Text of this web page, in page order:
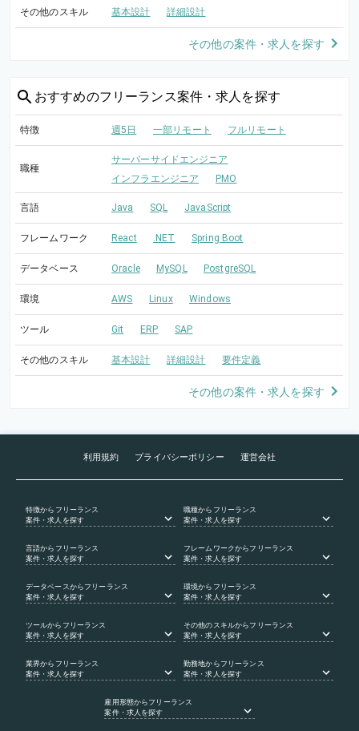
その他のスキル 基本設計 詳細設計
その他の案件・求人を探す
おすすめのフリーランス案件・求人を探す
特徴 週5日 一部リモート フルリモート
職種
サーバーサイドエンジニア
インフラエンジニア
PMO
言語 Java SQL JavaScript
フレームワーク React .NET Spring Boot
データベース Oracle MySQL PostgreSQL
環境 AWS Linux Windows
ツール Git ERP SAP
その他のスキル 基本設計 詳細設計 要件定義
その他の案件・求人を探す
利用規約 プライバシーポリシー 運営会社
特徴からフリーランス
案件・求人を探す
職種からフリーランス
案件・求人を探す
言語からフリーランス
案件・求人を探す
フレームワークからフリーランス
案件・求人を探す
データベース からフリーランス
案件・求人を探す
環境からフリーランス
案件・求人を探す
ツールからフリーランス
案件・求人を探す
その他のスキルからフリーランス
案件・求人を探す
業界からフリーランス
案件・求人を探す
勤務地からフリーランス
案件・求人を探す
雇用形態からフリーランス
案件・求人を探す